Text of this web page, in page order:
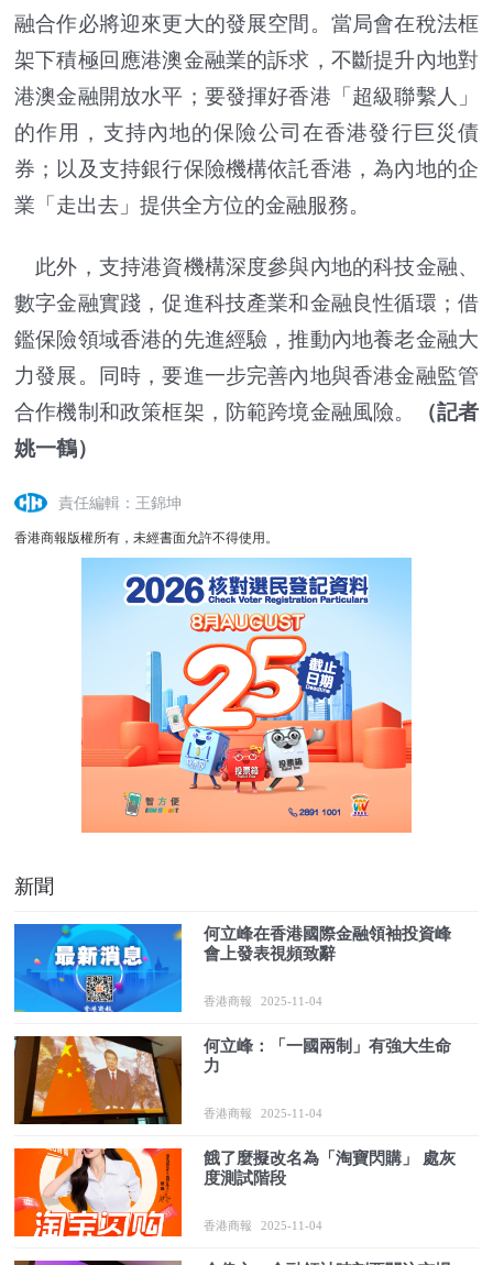
融合作必將迎來更大的發展空間。當局會在稅法框
架下積極回應港澳金融業的訴求，不斷提升內地對
港澳金融開放水平；要發揮好香港「超級聯繫人」
的作用，支持內地的保險公司在香港發行巨災債
券；以及支持銀行保險機構依託香港，為內地的企
業「走出去」提供全方位的金融服務。
此外，支持港資機構深度參與內地的科技金融、
數字金融實踐，促進科技產業和金融良性循環；借
鑑保險領域香港的先進經驗，推動內地養老金融大
力發展。同時，要進一步完善內地與香港金融監管
合作機制和政策框架，防範跨境金融風險。
（記者
姚一鶴）
責任編輯：王錦坤
香港商報版權所有，未經書面允許不得使用。
新聞
何立峰在香港國際金融領袖投資峰
會上發表視頻致辭
香港商報 2025-11-04
何立峰：「一國兩制」有強大生命
力
香港商報 2025-11-04
餓了麼擬改名為「淘寶閃購」 處灰
度測試階段
香港商報 2025-11-04